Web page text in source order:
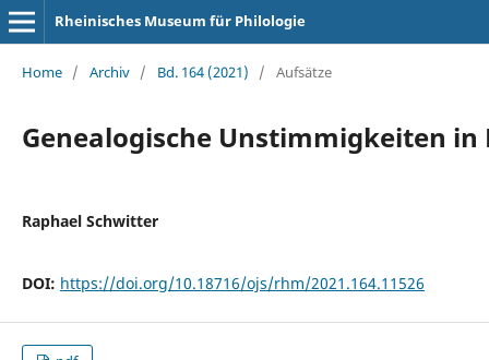
Rheinisches Museum für Philologie
Home / Archiv / Bd. 164 (2021) / Aufsätze
Genealogische Unstimmigkeiten in
Raphael Schwitter
DOI: https://doi.org/10.18716/ojs/rhm/2021.164.11526